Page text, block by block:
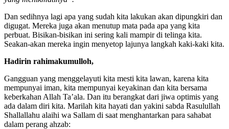
Dan sedihnya lagi apa yang sudah kita lakukan akan dipungkiri dan
digugat. Mereka juga akan menutup mata pada apa yang kita
perbuat. Bisikan-bisikan ini sering kali mampir di telinga kita.
Seakan-akan mereka ingin menyetop lajunya langkah kaki-kaki kita.
Hadirin rahimakumulloh,
Gangguan yang menggelayuti kita mesti kita lawan, karena kita
mempunyai iman, kita mempunyai keyakinan dan kita bersama
keberkahan Allah Ta’ala. Dan itu berangkat dari jiwa optimis yang
ada dalam diri kita. Marilah kita hayati dan yakini sabda Rasulullah
Shallallahu alaihi wa Sallam di saat menghantarkan para sahabat
dalam perang ahzab: